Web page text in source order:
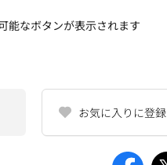
能なボタンが表示されます
お気に入りに登録